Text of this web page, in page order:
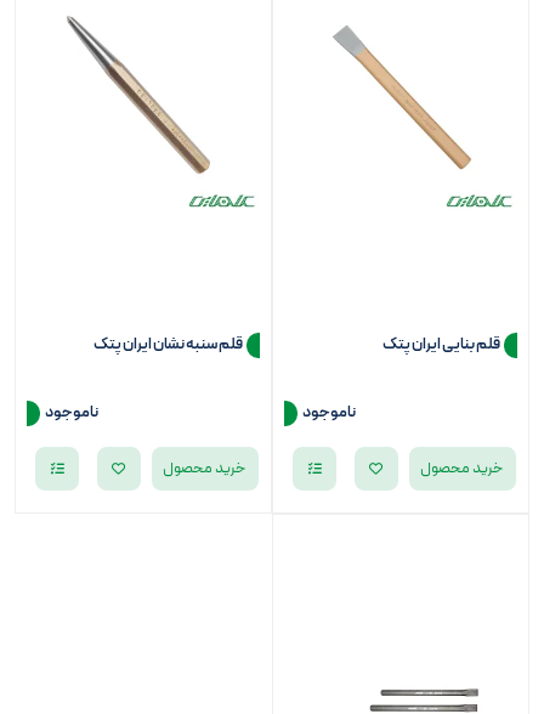
قلم بنایی ايران پتک
ناموجود
خرید محصول
قلم سنبه نشان ايران پتک
ناموجود
خرید محصول